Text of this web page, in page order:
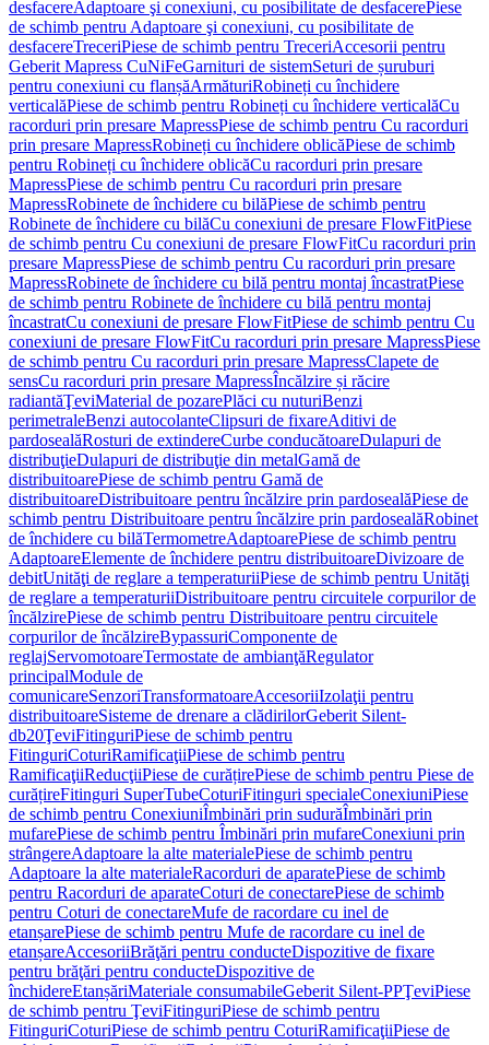
desfacereAdaptoare şi conexiuni, cu posibilitate de desfacerePiese
de schimb pentru Adaptoare şi conexiuni, cu posibilitate de
desfacereTreceriPiese de schimb pentru TreceriAccesorii pentru
Geberit Mapress CuNiFeGarnituri de sistemSeturi de șuruburi
pentru conexiuni cu flanșăArmăturiRobineți cu închidere
verticalăPiese de schimb pentru Robineți cu închidere verticalăCu
racorduri prin presare MapressPiese de schimb pentru Cu racorduri
prin presare MapressRobineți cu închidere oblicăPiese de schimb
pentru Robineți cu închidere oblicăCu racorduri prin presare
MapressPiese de schimb pentru Cu racorduri prin presare
MapressRobinete de închidere cu bilăPiese de schimb pentru
Robinete de închidere cu bilăCu conexiuni de presare FlowFitPiese
de schimb pentru Cu conexiuni de presare FlowFitCu racorduri prin
presare MapressPiese de schimb pentru Cu racorduri prin presare
MapressRobinete de închidere cu bilă pentru montaj încastratPiese
de schimb pentru Robinete de închidere cu bilă pentru montaj
încastratCu conexiuni de presare FlowFitPiese de schimb pentru Cu
conexiuni de presare FlowFitCu racorduri prin presare MapressPiese
de schimb pentru Cu racorduri prin presare MapressClapete de
sensCu racorduri prin presare MapressÎncălzire și răcire
radiantăŢeviMaterial de pozarePlăci cu nuturiBenzi
perimetraleBenzi autocolanteClipsuri de fixareAditivi de
pardosealăRosturi de extindereCurbe conducătoareDulapuri de
distribuţieDulapuri de distribuţie din metalGamă de
distribuitoarePiese de schimb pentru Gamă de
distribuitoareDistribuitoare pentru încălzire prin pardosealăPiese de
schimb pentru Distribuitoare pentru încălzire prin pardosealăRobinet
de închidere cu bilăTermometreAdaptoarePiese de schimb pentru
AdaptoareElemente de închidere pentru distribuitoareDivizoare de
debitUnităţi de reglare a temperaturiiPiese de schimb pentru Unităţi
de reglare a temperaturiiDistribuitoare pentru circuitele corpurilor de
încălzirePiese de schimb pentru Distribuitoare pentru circuitele
corpurilor de încălzireBypassuriComponente de
reglajServomotoareTermostate de ambianţăRegulator
principalModule de
comunicareSenzoriTransformatoareAccesoriiIzolaţii pentru
distribuitoareSisteme de drenare a clădirilorGeberit Silent-
db20ŢeviFitinguriPiese de schimb pentru
FitinguriCoturiRamificaţiiPiese de schimb pentru
RamificaţiiReducţiiPiese de curățirePiese de schimb pentru Piese de
curățireFitinguri SuperTubeCoturiFitinguri specialeConexiuniPiese
de schimb pentru ConexiuniÎmbinări prin sudurăÎmbinări prin
mufarePiese de schimb pentru Îmbinări prin mufareConexiuni prin
strângereAdaptoare la alte materialePiese de schimb pentru
Adaptoare la alte materialeRacorduri de aparatePiese de schimb
pentru Racorduri de aparateCoturi de conectarePiese de schimb
pentru Coturi de conectareMufe de racordare cu inel de
etanșarePiese de schimb pentru Mufe de racordare cu inel de
etanșareAccesoriiBrăţări pentru conducteDispozitive de fixare
pentru brăţări pentru conducteDispozitive de
închidereEtanșăriMateriale consumabileGeberit Silent-PPŢeviPiese
de schimb pentru ŢeviFitinguriPiese de schimb pentru
FitinguriCoturiPiese de schimb pentru CoturiRamificaţiiPiese de